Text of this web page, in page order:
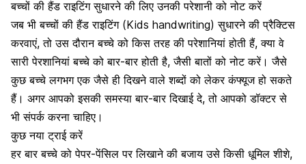
बच्चों की हैंड राइटिंग सुधारने की लिए उनकी परेशानी को नोट करें
जब भी बच्चों की हैंड राइटिंग (Kids handwriting) सुधारने की प्रैक्टिस
करवाएं, तो उस दौरान बच्चे को किस तरह की परेशानियां होती हैं, क्या वे
सारी पेरशानियां बच्चे को बार-बार होती है, जैसी बातों को नोट करें। जैसे
कुछ बच्चे लगभग एक जैसे ही दिखने वाले शब्दों को लेकर कंफ्यूज हो सकते
हैं। अगर आपको इसकी समस्या बार-बार दिखाई दे, तो आपको डॉक्टर से
भी संपर्क करना चाहिए।
कुछ नया ट्राई करें
हर बार बच्चे को पेपर-पेंसिल पर लिखाने की बजाय उसे किसी धूमिल शीशे,